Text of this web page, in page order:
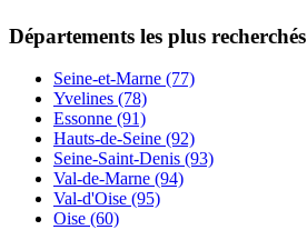
Départements les plus recherchés
Seine-et-Marne (77)
Yvelines (78)
Essonne (91)
Hauts-de-Seine (92)
Seine-Saint-Denis (93)
Val-de-Marne (94)
Val-d'Oise (95)
Oise (60)